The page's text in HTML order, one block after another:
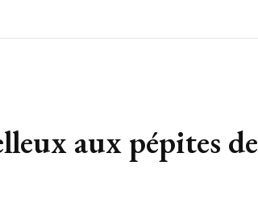
aux pépites de